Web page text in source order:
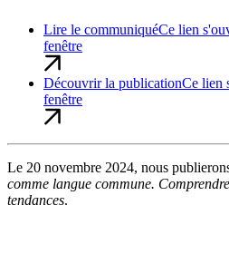
Lire le communiquéCe lien
fenêtre
Découvrir la publicationCe lien
fenêtre
Le 20 novembre 2024, nous
comme langue commune.
tendances.